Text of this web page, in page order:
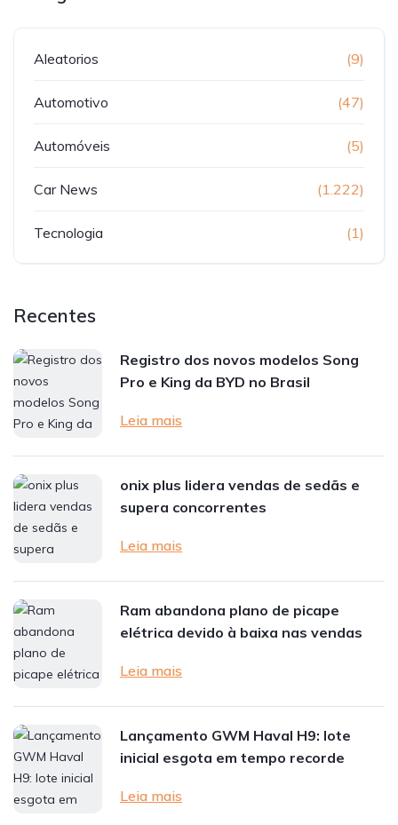
Aleatorios (9)
Automotivo (47)
Automóveis (5)
Car News (1.222)
Tecnologia (1)
Recentes
Registro dos novos modelos Song
Pro e King da BYD no Brasil
Leia mais
onix plus lidera vendas de sedãs e
supera concorrentes
Leia mais
Ram abandona plano de picape
elétrica devido à baixa nas vendas
Leia mais
Lançamento GWM Haval H9: lote
inicial esgota em tempo recorde
Leia mais